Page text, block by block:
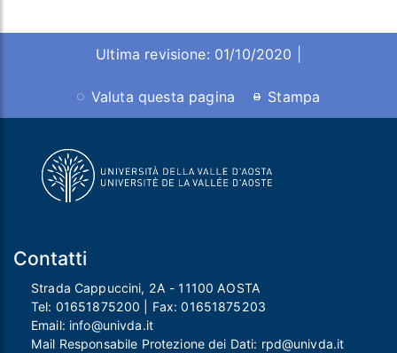
Ultima revisione: 01/10/2020 |
Valuta questa pagina Stampa
Contatti
Strada Cappuccini, 2A - 11100 AOSTA
Tel: 01651875200 | Fax:01651875203
Email: info@univda.it
Mail Responsabile Protezione dei Dati: rpd@univda.it